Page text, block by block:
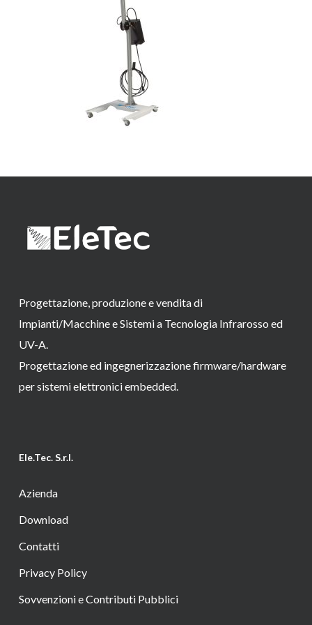
Progettazione, produzione e vendita di
Impianti/Macchine e Sistemi a Tecnologia Infrarosso ed
UV-A.
Progettazione ed ingegnerizzazione firmware/hardware
per sistemi elettronici embedded.
Ele.Tec. S.r.l.
Azienda
Download
Contatti
Privacy Policy
Sovvenzioni e Contributi Pubblici